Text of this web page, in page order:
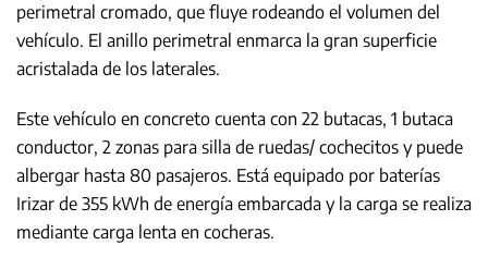
perimetral cromado, que fluye rodeando el volumen del
vehículo. El anillo perimetral enmarca la gran superficie
acristalada de los laterales.
Este vehículo en concreto cuenta con 22 butacas, 1 butaca
conductor, 2 zonas para silla de ruedas/ cochecitos y puede
albergar hasta 80 pasajeros. Está equipado por baterías
Irizar de 355 kWh de energía embarcada y la carga se realiza
mediante carga lenta en cocheras.